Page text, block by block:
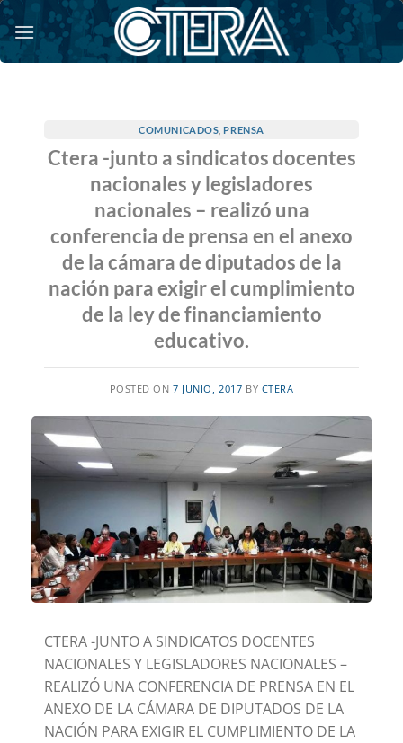
Saltar
al
contenido
COMUNICADOS ,PRENSA
Ctera -junto a sindicatos docentes
nacionales y legisladores
nacionales – realizó una
conferencia de prensa en el anexo
de la cámara de diputados de la
nación para exigir el cumplimiento
de la ley de financiamiento
educativo.
POSTED ON7 JUNIO, 2017 BY CTERA
CTERA -JUNTO A SINDICATOS DOCENTES
NACIONALES Y LEGISLADORES NACIONALES –
REALIZÓ UNA CONFERENCIA DE PRENSA EN EL
ANEXO DE LA CÁMARA DE DIPUTADOS DE LA
NACIÓN PARA EXIGIR EL CUMPLIMIENTO DE LA